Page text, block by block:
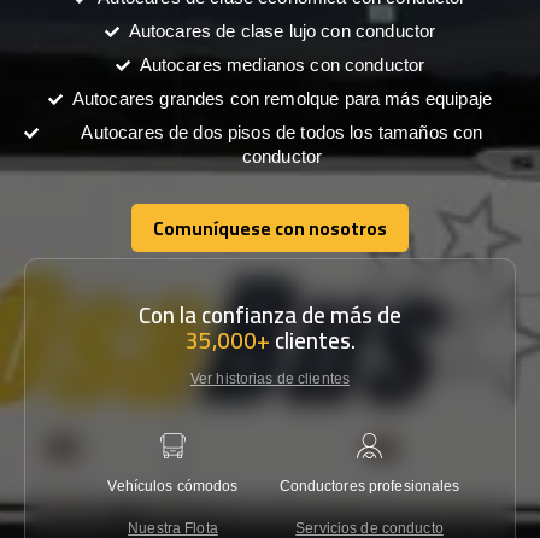
Autocares de clase lujo con conductor
Autocares medianos con conductor
Autocares grandes con remolque para más equipaje
Autocares de dos pisos de todos los tamaños con
conductor
Comuníquese con nosotros
Comuníquese con nosotros
Con la confianza de más de
35,000+clientes.
Ver historias de clientes
Vehículos cómodos
Nuestra Flota
Conductores profesionales
Servicios de conducto